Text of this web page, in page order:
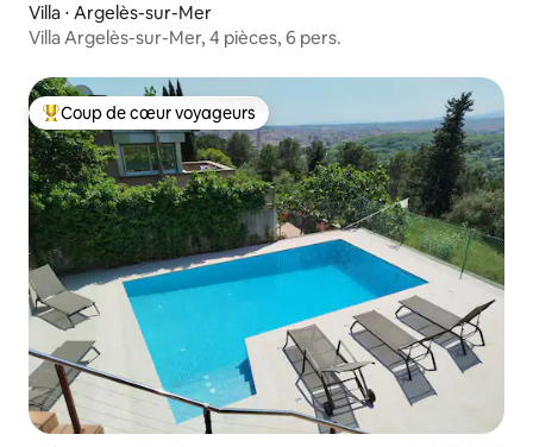
Villa ⋅ Argelès-sur-Mer
Villa Argelès-sur-Mer, 4 pièces, 6 pers.
Coups de cœur voyageurs les plus appréciés
Coup de cœur voyageurs